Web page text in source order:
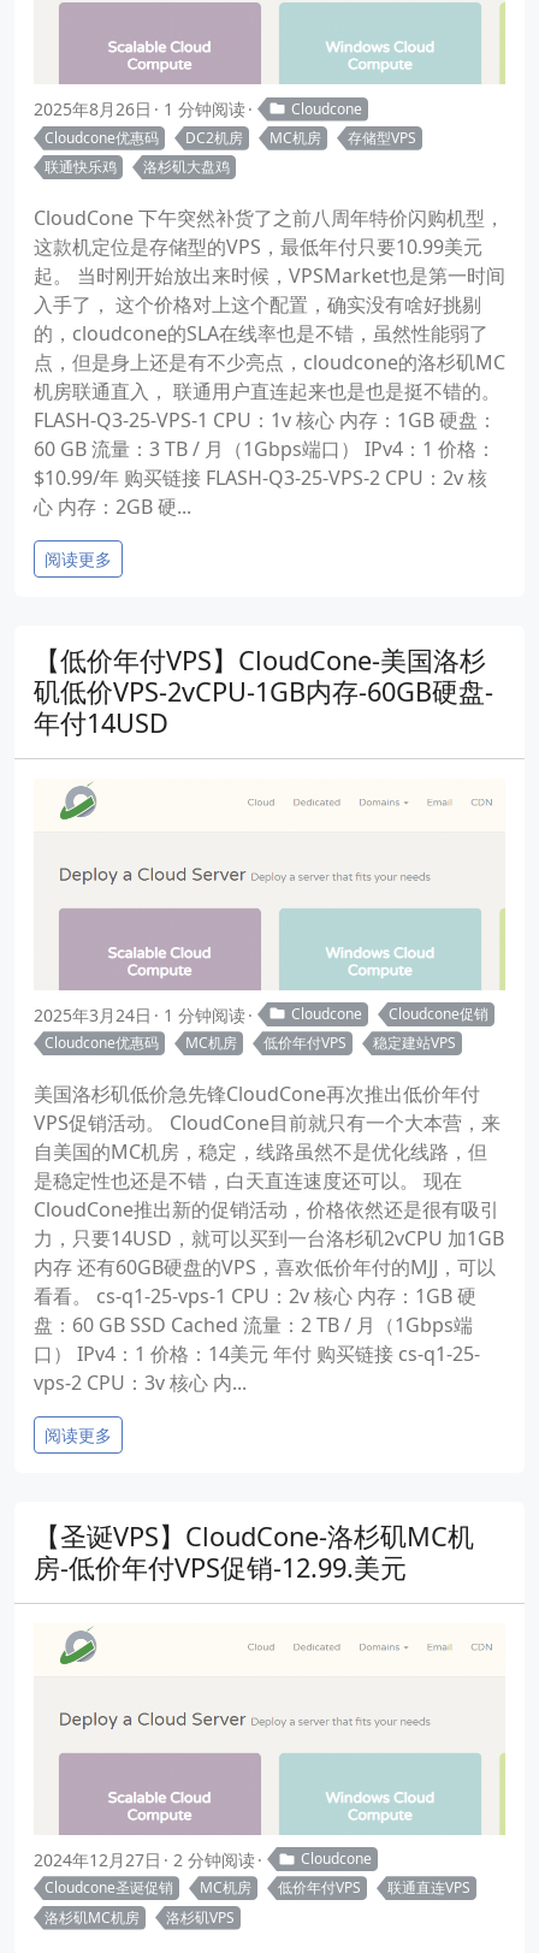
2025年8月26日 1 分钟阅读
Cloudcone
Cloudcone优惠码
DC2机房 MC机房
存储型VPS
联通快乐鸡
洛杉矶大盘鸡
CloudCone 下午突然补货了之前八周年特价闪购机型，
这款机定位是存储型的VPS，最低年付只要10.99美元
起。 当时刚开始放出来时候，VPSMarket也是第一时间
入手了， 这个价格对上这个配置，确实没有啥好挑剔
的，cloudcone的SLA在线率也是不错，虽然性能弱了
点，但是身上还是有不少亮点，cloudcone的洛杉矶MC
机房联通直入， 联通用户直连起来也是也是挺不错的。
FLASH-Q3-25-VPS-1 CPU：1v 核心 内存：1GB 硬盘：
60 GB 流量：3 TB / 月（1Gbps端口） IPv4：1 价格：
$10.99/年 购买链接 FLASH-Q3-25-VPS-2 CPU：2v 核
心 内存：2GB 硬...
阅读更多
【低价年付VPS】CloudCone-美国洛杉
矶低价VPS-2vCPU-1GB内存-60GB硬盘-
年付14USD
2025年3月24日 1 分钟阅读 Cloudcone
Cloudcone促销
Cloudcone优惠码
MC机房 低价年付VPS 稳定建站VPS
美国洛杉矶低价急先锋CloudCone再次推出低价年付
VPS促销活动。 CloudCone目前就只有一个大本营，来
自美国的MC机房，稳定，线路虽然不是优化线路，但
是稳定性也还是不错，白天直连速度还可以。 现在
CloudCone推出新的促销活动，价格依然还是很有吸引
力，只要14USD，就可以买到一台洛杉矶2vCPU 加1GB
内存 还有60GB硬盘的VPS，喜欢低价年付的MJJ，可以
看看。 cs-q1-25-vps-1 CPU：2v 核心 内存：1GB 硬
盘：60 GB SSD Cached 流量：2 TB / 月（1Gbps端
口） IPv4：1 价格：14美元 年付 购买链接 cs-q1-25-
vps-2 CPU：3v 核心 内...
阅读更多
【圣诞VPS】CloudCone-洛杉矶MC机
房-低价年付VPS促销-12.99.美元
2024年12月27日 2 分钟阅读
Cloudcone
Cloudcone圣诞促销
MC机房 低价年付VPS
联通直连VPS
洛杉矶MC机房
洛杉矶VPS